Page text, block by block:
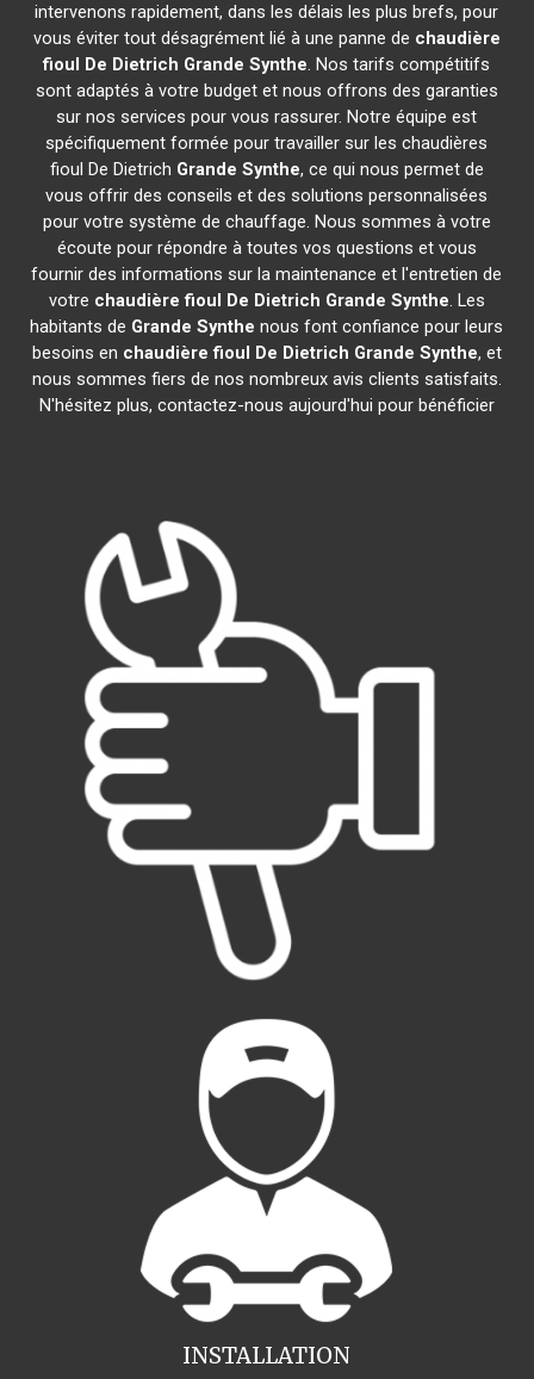
intervenons rapidement, dans les délais les plus brefs, pour
vous éviter tout désagrément lié à une panne de chaudière
fioul De Dietrich Grande Synthe. Nos tarifs compétitifs
sont adaptés à votre budget et nous offrons des garanties
sur nos services pour vous rassurer. Notre équipe est
spécifiquement formée pour travailler sur les chaudières
fioul De Dietrich Grande Synthe, ce qui nous permet de
vous offrir des conseils et des solutions personnalisées
pour votre système de chauffage. Nous sommes à votre
écoute pour répondre à toutes vos questions et vous
fournir des informations sur la maintenance et l'entretien de
votre chaudière fioul De Dietrich Grande Synthe. Les
habitants de Grande Synthe nous font confiance pour leurs
besoins en chaudière fioul De Dietrich Grande Synthe, et
nous sommes fiers de nos nombreux avis clients satisfaits.
N'hésitez plus, contactez-nous aujourd'hui pour bénéficier
INSTALLATION